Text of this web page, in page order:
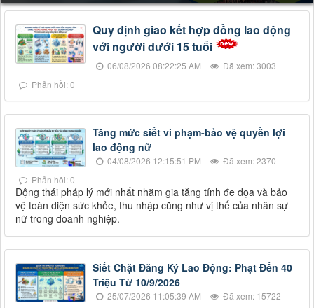
Quy định giao kết hợp đồng lao động
với người dưới 15 tuổi
06/08/2026 08:22:25 AM
Đã xem: 3003
Phản hồi: 0
Tăng mức siết vi phạm-bảo vệ quyền lợi
lao động nữ
04/08/2026 12:15:51 PM
Đã xem: 2370
Phản hồi: 0
Động thái pháp lý mới nhất nhằm gia tăng tính đe dọa và bảo
vệ toàn diện sức khỏe, thu nhập cũng như vị thế của nhân sự
nữ trong doanh nghiệp.
Siết Chặt Đăng Ký Lao Động: Phạt Đến 40
Triệu Từ 10/9/2026
25/07/2026 11:05:39 AM
Đã xem: 15722